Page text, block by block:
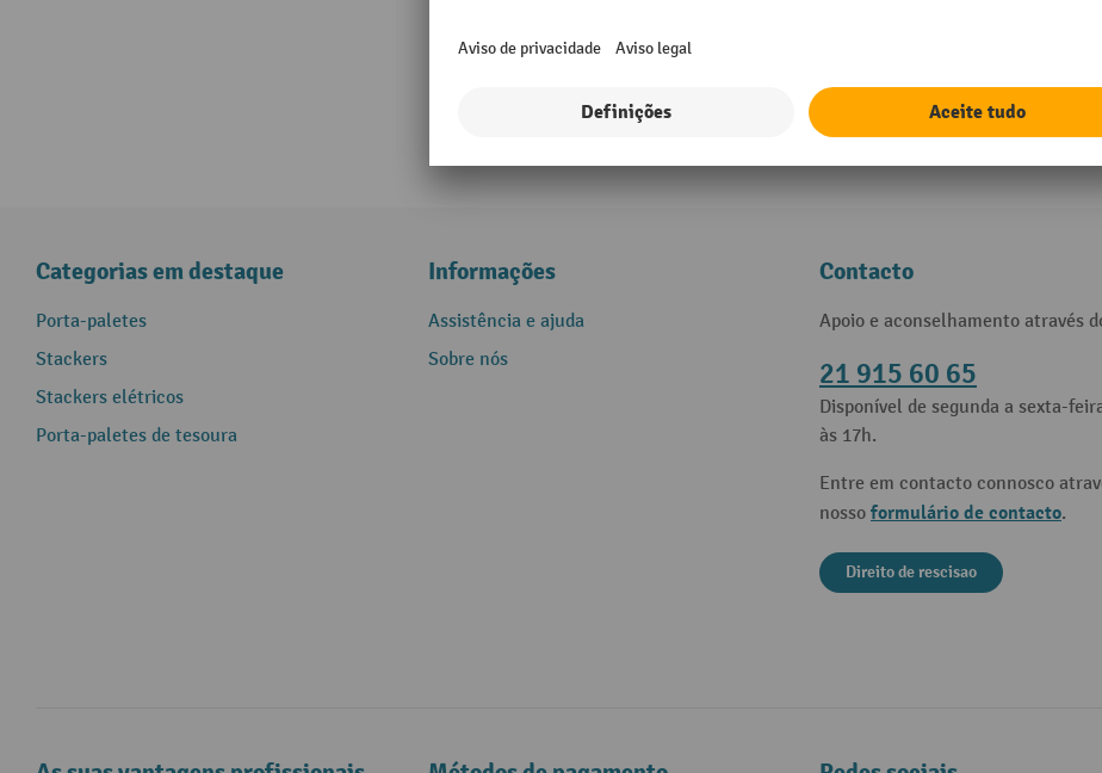
Categorias em destaque
Porta-paletes
Stackers
Stackers elétricos
Porta-paletes de tesoura
Informações
Assistência e ajuda
Sobre nós
Contacto
Apoio e aconselhamento através
21 915 60 65
Disponível de segunda a sexta-
às 17h.
Entre em contacto connosco
nosso formulário de contacto.
Direito de rescisao